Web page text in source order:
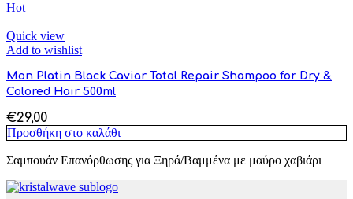
Hot
Quick view
Add to wishlist
Mon Platin Black Caviar Total Repair Shampoo for Dry &
Colored Hair 500ml
€29,00
Προσθήκη στο καλάθι
Σαμπουάν Επανόρθωσης για Ξηρά/Βαμμένα με μαύρο χαβιάρι